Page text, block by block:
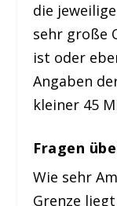
die
sehr große
ist oder
Angaben
kleiner 45
Fragen
Wie sehr
Grenze